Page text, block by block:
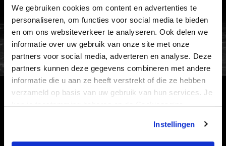
We gebruiken cookies om content en advertenties te
personaliseren, om functies voor social media te bieden
en om ons websiteverkeer te analyseren. Ook delen we
informatie over uw gebruik van onze site met onze
partners voor social media, adverteren en analyse. Deze
partners kunnen deze gegevens combineren met andere
informatie die u aan ze heeft verstrekt of die ze hebben
verzameld op basis van uw gebruik van hun services. Je
kan je toestemming beheren op de Cookiepagina.
Instellingen
FC Utrecht<br>vanuit<br>het